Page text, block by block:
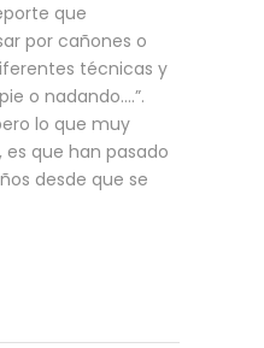
que
por cañones o
técnicas y
o nadando….”.
lo que muy
es que han pasado
desde que se